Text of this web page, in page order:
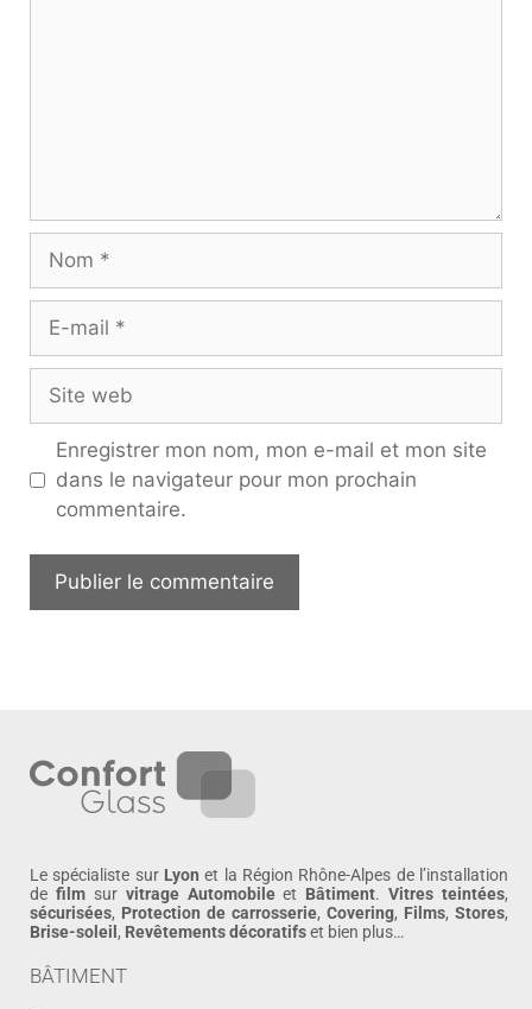
Enregistrer mon nom, mon e-mail et mon site
dans le navigateur pour mon prochain
commentaire.
Le spécialiste sur Lyon et la Région Rhône-Alpes de l’installation
de filmsur vitrage Automobileet Bâtiment.Vitres teintées,
sécurisées, Protection de carrosserie, Covering, Films, Stores,
Brise-soleil , Revêtements décoratifset bien plus…
BÂTIMENT